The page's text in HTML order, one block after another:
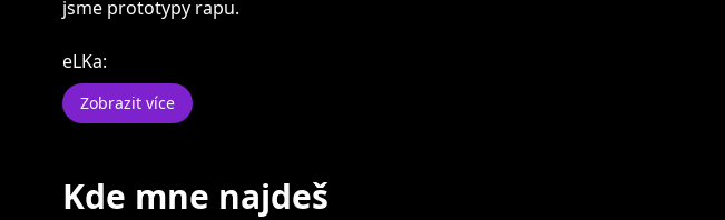
jsme prototypy rapu.
eLKa:
Zobrazit více
Kde mne najdeš